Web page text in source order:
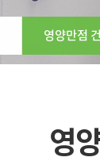
영양만점
영